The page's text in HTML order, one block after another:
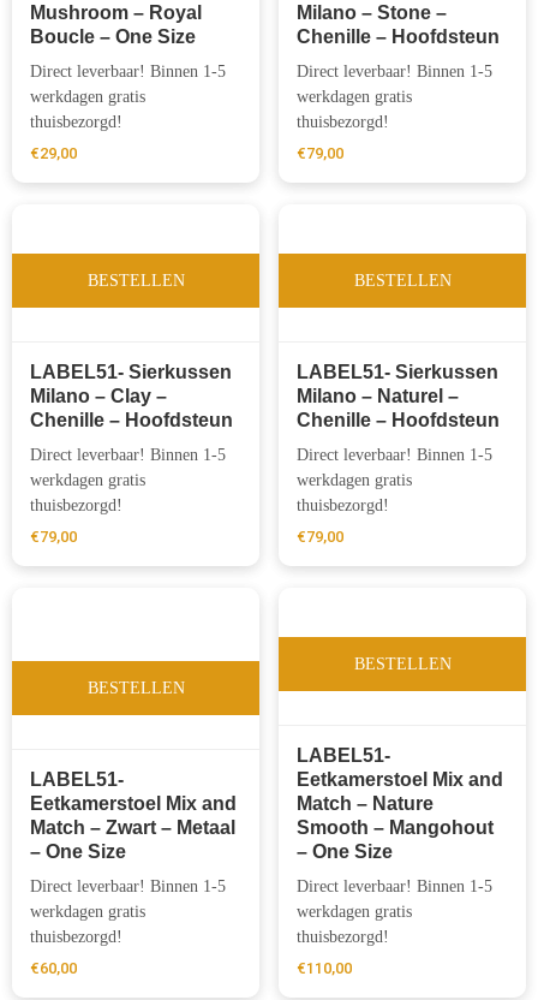
Mushroom – Royal
Boucle – One Size
Direct leverbaar! Binnen 1-5
werkdagen gratis
thuisbezorgd!
€29,00
Milano – Stone –
Chenille – Hoofdsteun
Direct leverbaar! Binnen 1-5
werkdagen gratis
thuisbezorgd!
€79,00
BESTELLEN
LABEL51- Sierkussen
Milano – Clay –
Chenille – Hoofdsteun
Direct leverbaar! Binnen 1-5
werkdagen gratis
thuisbezorgd!
€79,00
BESTELLEN
LABEL51- Sierkussen
Milano – Naturel –
Chenille – Hoofdsteun
Direct leverbaar! Binnen 1-5
werkdagen gratis
thuisbezorgd!
€79,00
BESTELLEN
LABEL51-
Eetkamerstoel Mix and
Match – Zwart – Metaal
– One Size
Direct leverbaar! Binnen 1-5
werkdagen gratis
thuisbezorgd!
€60,00
BESTELLEN
LABEL51-
Eetkamerstoel Mix and
Match – Nature
Smooth – Mangohout
– One Size
Direct leverbaar! Binnen 1-5
werkdagen gratis
thuisbezorgd!
€110,00